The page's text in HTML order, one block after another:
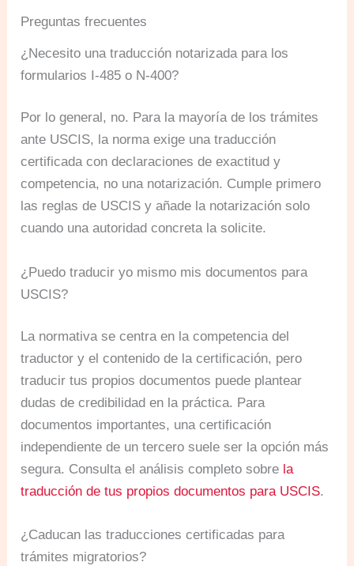
Preguntas frecuentes
¿Necesito una traducción notarizada para los
formularios I-485 o N-400?
Por lo general, no. Para la mayoría de los trámites
ante USCIS, la norma exige una traducción
certificada con declaraciones de exactitud y
competencia, no una notarización. Cumple primero
las reglas de USCIS y añade la notarización solo
cuando una autoridad concreta la solicite.
¿Puedo traducir yo mismo mis documentos para
USCIS?
La normativa se centra en la competencia del
traductor y el contenido de la certificación, pero
traducir tus propios documentos puede plantear
dudas de credibilidad en la práctica. Para
documentos importantes, una certificación
independiente de un tercero suele ser la opción más
segura. Consulta el análisis completo sobre la
traducción de tus propios documentos para USCIS.
¿Caducan las traducciones certificadas para
trámites migratorios?